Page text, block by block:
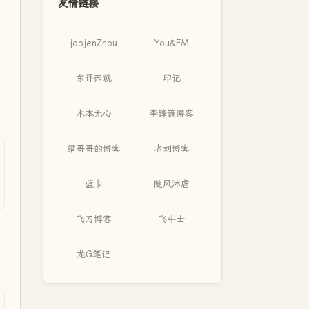
友情链接
joojenZhou You&FM
东评西就 印记
木本无心 李锋镝博客
缙哥哥的博客 老刘博客
蓝卡 随风沐虐
飞刀博客 飞牛士
龙G笔记